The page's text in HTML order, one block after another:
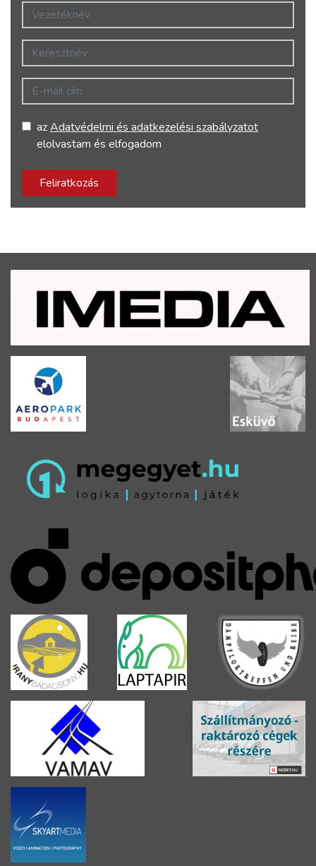
Vezetéknév
Keresztnév
E-mail cím
azAdatvédelmi és adatkezelési szabályzatot
elolvastam és elfogadom
Feliratkozás